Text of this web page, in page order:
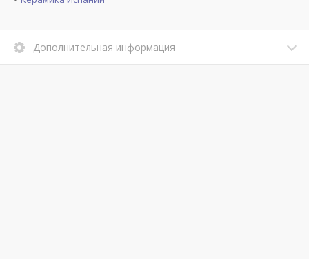
Дополнительная информация